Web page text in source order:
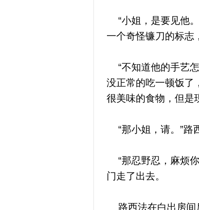
“小姐，是要见他
一个奇怪镰刀的标志
“不知道他的手艺
没正常的吃一顿饭了
很美味的食物，但是
“那小姐，请。”路
“那忍野忍，麻烦
门走了出去。
路西法在白出房间